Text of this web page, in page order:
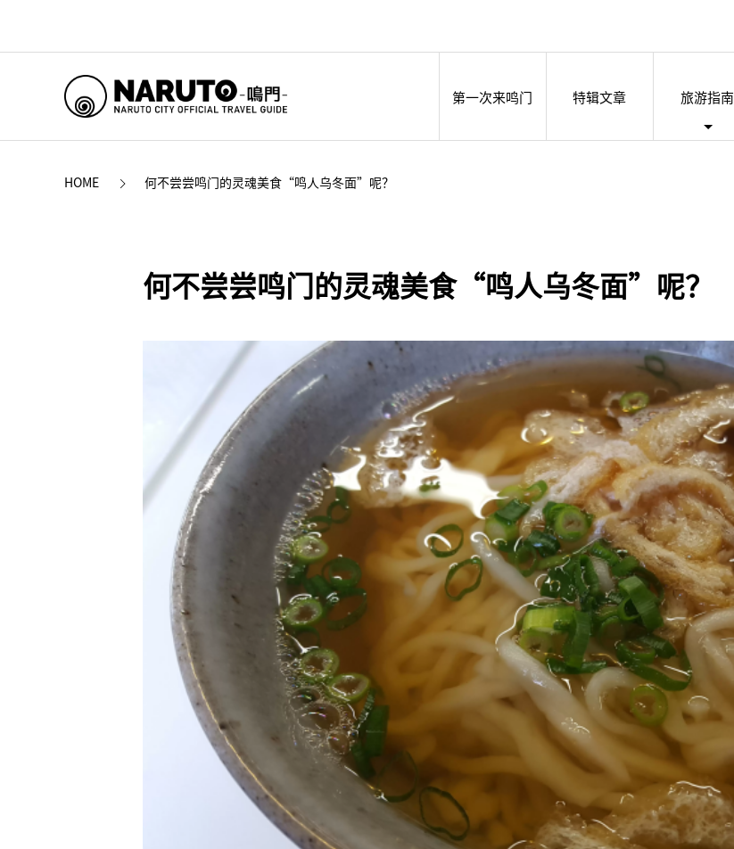
第一次来鸣门 特辑文章 旅游指南
HOME 何不尝尝鸣门的灵魂美食“鸣人乌冬面”呢？
何不尝尝鸣门的灵魂美食“鸣人乌冬面”呢？